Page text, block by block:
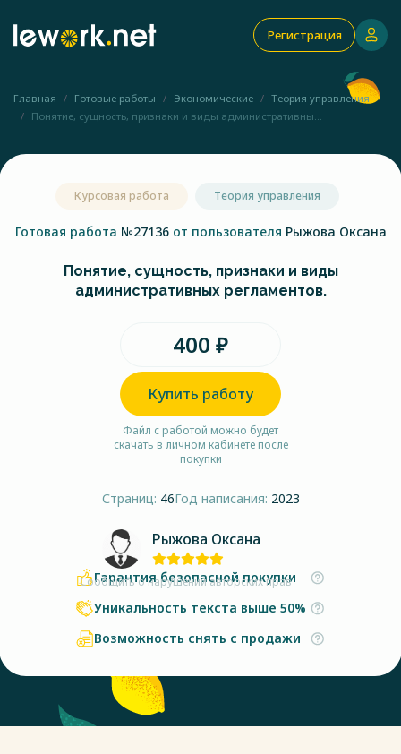
Регистрация
Главная Готовые работы Экономические
Теория управления
Понятие, сущность, признаки и виды административны...
Курсовая работа Теория управления
Готовая работа №27136 от пользователя Рыжова Оксана
Понятие, сущность, признаки и виды
административных регламентов.
400 ₽
Купить работу
Файл с работой можно будет
скачать в личном кабинете после
покупки
Страниц: 46Год написания: 2023
Рыжова Оксана
Сообщить о нарушении авторских прав
Гарантия безопасной покупки
Уникальность текста выше 50%
Возможность снять с продажи